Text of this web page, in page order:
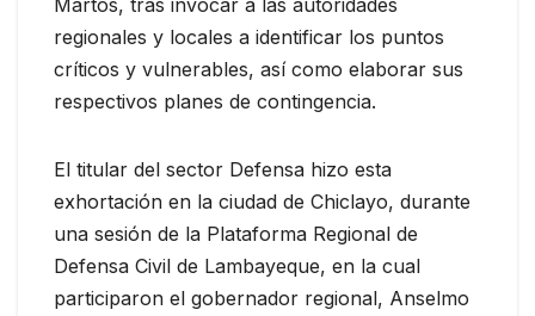
regionales y locales a identificar los puntos
críticos y vulnerables, así como elaborar sus
respectivos planes de contingencia.
El titular del sector Defensa hizo esta
exhortación en la ciudad de Chiclayo, durante
una sesión de la Plataforma Regional de
Defensa Civil de Lambayeque, en la cual
participaron el gobernador regional, Anselmo